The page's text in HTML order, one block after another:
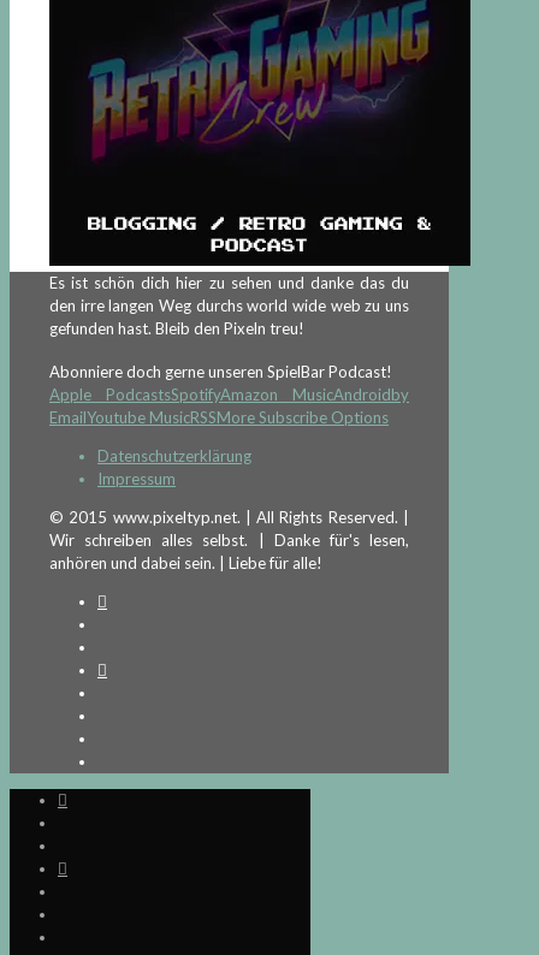
Es ist schön dich hier zu sehen und danke das du
den irre langen Weg durchs world wide web zu uns
gefunden hast. Bleib den Pixeln treu!
Abonniere doch gerne unseren SpielBar Podcast!
Apple PodcastsSpotifyAmazon MusicAndroidby
EmailYoutube MusicRSSMore Subscribe Options
Datenschutzerklärung
Impressum
© 2015 www.pixeltyp.net. | All Rights Reserved. |
Wir schreiben alles selbst. | Danke für's lesen,
anhören und dabei sein. | Liebe für alle!